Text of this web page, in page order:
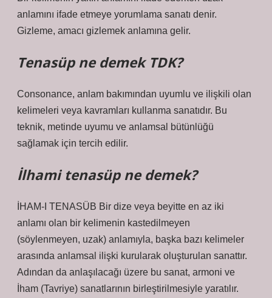
anlamını ifade etmeye yorumlama sanatı denir.
Gizleme, amacı gizlemek anlamına gelir.
Tenasüp ne demek TDK?
Consonance, anlam bakımından uyumlu ve ilişkili olan
kelimeleri veya kavramları kullanma sanatıdır. Bu
teknik, metinde uyumu ve anlamsal bütünlüğü
sağlamak için tercih edilir.
İlhami tenasüp ne demek?
İHAM-I TENASÜB Bir dize veya beyitte en az iki
anlamı olan bir kelimenin kastedilmeyen
(söylenmeyen, uzak) anlamıyla, başka bazı kelimeler
arasında anlamsal ilişki kurularak oluşturulan sanattır.
Adından da anlaşılacağı üzere bu sanat, armoni ve
İham (Tavriye) sanatlarının birleştirilmesiyle yaratılır.